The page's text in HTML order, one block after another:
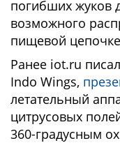
погибших жуков
возможного
пищевой
Ранее iot.ru
Indo Wings,
летательный
цитрусовых
360-градусным